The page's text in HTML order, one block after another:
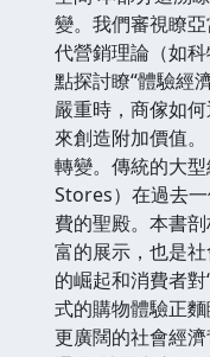
變。我們審視瞭
代營銷理論（如
點探討瞭“體驗經
嚴重時，商傢如
來創造附加價值
轉變。傳統的大
Stores）在過去
費的聖殿。本書
富的展示，也是
的崛起和消費者
式的購物體驗正
更廣闊的社會經